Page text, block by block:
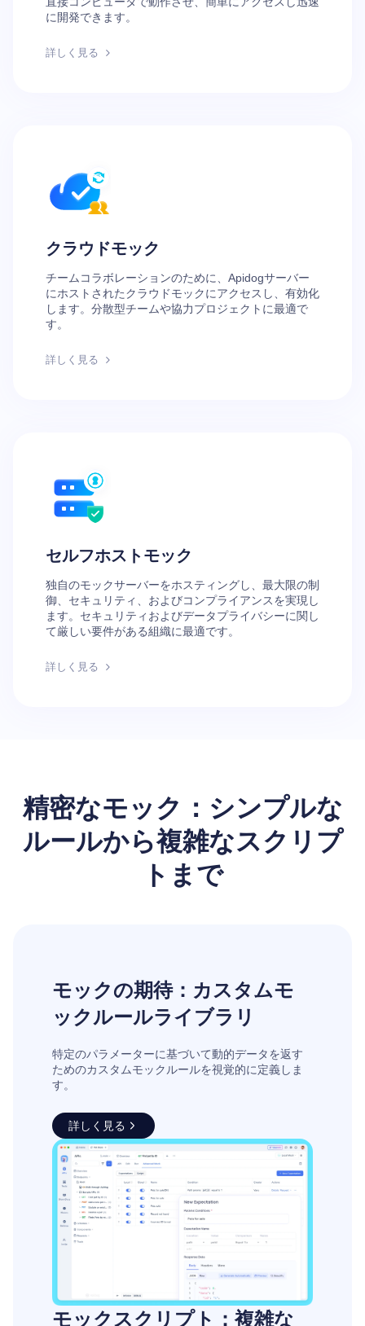
に開発できます。
詳しく見る
クラウドモック
チームコラボレーションのために、Apidogサーバー
にホストされたクラウドモックにアクセスし、有効化
します。分散型チームや協力プロジェクトに最適で
す。
詳しく見る
セルフホストモック
独自のモックサーバーをホスティングし、最大限の制
御、セキュリティ、およびコンプライアンスを実現し
ます。セキュリティおよびデータプライバシーに関し
て厳しい要件がある組織に最適です。
詳しく見る
精密なモック：シンプルな
ルールから複雑なスクリプ
トまで
モックの期待：カスタムモ
ックルールライブラリ
特定のパラメーターに基づいて動的データを返す
ためのカスタムモックルールを視覚的に定義しま
す。
詳しく見る
モックスクリプト：複雑な